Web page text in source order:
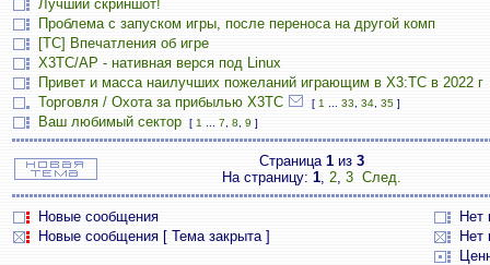
Лучший скриншот!
Проблема с запуском игры, после переноса на другой комп
[TC] Впечатления об игре
X3TC/AP - нативная верся под Linux
Привет и масса наилучших пожеланий играющим в X3:TC в 2022 г
Торговля / Охота за прибылью X3TC
[ 1 33 34 35 ]
Ваш любимый сектор [ 1 7 8 9 ]
Страница 1 из 3
На страницу: 1, 2, 3 След.
Новые сообщения
Нет
Новые сообщения [ Тема закрыта ]
Нет